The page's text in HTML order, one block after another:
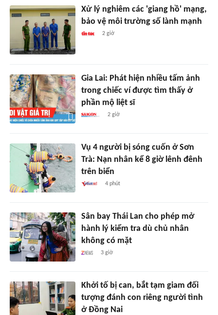
Xử lý nghiêm các 'giang hồ' mạng,
bảo vệ môi trường số lành mạnh
2 giờ
Gia Lai: Phát hiện nhiều tấm ảnh
trong chiếc ví được tìm thấy ở
phần mộ liệt sĩ
2 giờ
Vụ 4 người bị sóng cuốn ở Sơn
Trà: Nạn nhân kể 8 giờ lênh đênh
trên biển
4 phút
Sân bay Thái Lan cho phép mở
hành lý kiểm tra dù chủ nhân
không có mặt
3 giờ
Khởi tố bị can, bắt tạm giam đối
tượng đánh con riêng người tình
ở Đồng Nai